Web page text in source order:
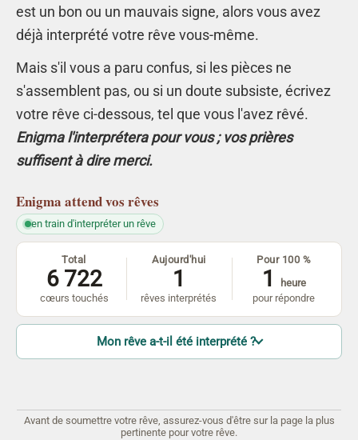
est un bon ou un mauvais signe, alors vous avez
déjà interprété votre rêve vous-même.
Mais s'il vous a paru confus, si les pièces ne
s'assemblent pas, ou si un doute subsiste, écrivez
votre rêve ci-dessous, tel que vous l'avez rêvé.
Enigma l'interprétera pour vous ; vos prières
suffisent à dire merci.
Enigma attend vos rêves
en train d'interpréter un rêve
Total
6 722
cœurs touchés
Aujourd'hui
1
rêves interprétés
Pour 100 %
1
heure
pour répondre
Mon rêve a-t-il été interprété ?
Avant de soumettre votre rêve, assurez-vous d'être sur la page la plus
pertinente pour votre rêve.